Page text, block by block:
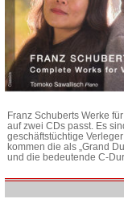
Franz Schuberts Werke
auf zwei CDs passt. Es
geschäftstüchtige
kommen die als „Grand
und die bedeutende C-